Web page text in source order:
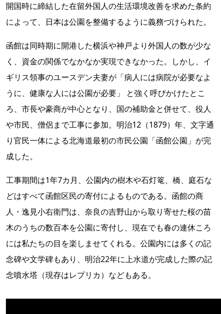
開国時に締結した在留外国人の生活環境改善を求めた条約
によって、日本は公園を整備するように義務づけられた。
函館は同時期に開港した横浜や神戸より外国人の数が少な
く、資金の関係でなかなか実現できなかった。しかし、イ
ギリス領事のユースデン夫妻が「病人には病院が必要なよ
うに、健康な人には公園が必要」 と強く呼びかけたとこ
ろ、市長や豪商が中心となり、国の補助金と併せて、役人
や市民、僧侶まで工事に参加。明治12（1879）年、文字通
り官民一体による北海道最初の市民公園「函館公園」が完
成した。
工事期間は1年7カ月、公園内の樹木や石灯篭、橋、庭石な
どはすべて函館区民の寄付によるものである。函館の商
人・逸見小右衛門は、奈良の吉野山から取り寄せた桜の苗
木のうちの数百本を公園に寄付し、現在でも春の連休ころ
には私たちの目を楽しませてくれる。公園内には多くの記
念碑や文学碑もあり、明治22年に上水道が完成した際の記
念噴水塔（現存はレプリカ）などもある。